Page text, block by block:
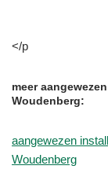
</p
meer
Woudenberg:
aangewezen
Woudenberg